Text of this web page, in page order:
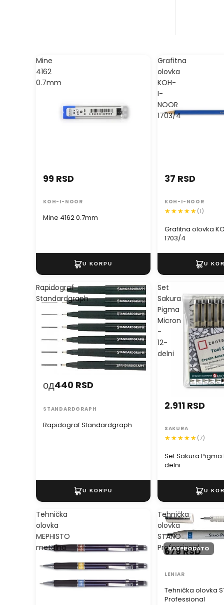
Mine
4162
0.7mm
Mine 4162 0.7mm
99 RSD
KOH-I-NOOR
Grafitna
olovka
KOH-
I-
NOOR
1703/4
Grafitna olovka
1703/4
37 RSD
KOH-I-NOOR
(1)
Rapidograf
Standardgraph
Rapidograf Standardgraph
од440 RSD
STANDARDGRAPH
Set
Sakura
Pigma
Micron
-
12-
delni
Set Sakura Pigma
delni
2.911 RSD
SAKURA
(7)
Tehnička
olovka
MEPHISTO
metalna
Tehnička
olovka
STANO
Professional
RASPRODATO
Tehnička olovka
Professional
679 RSD
LENIAR